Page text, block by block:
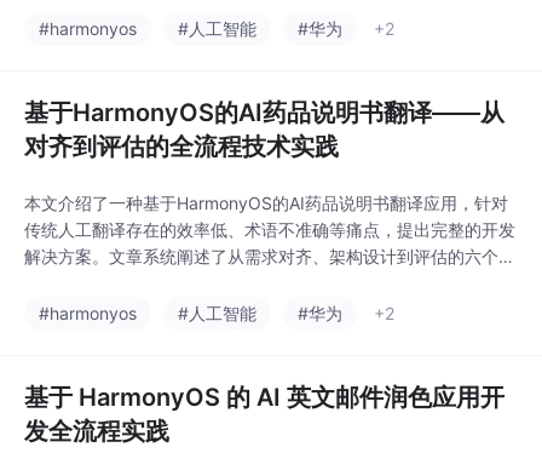
项目背景、需求分析过程、用户画像及技术约束条件，重点讲解了
#harmonyos #人工智能 #华为 +2
基于HarmonyOS的AI药品说明书翻译——从
对齐到评估的全流程技术实践
本文介绍了一种基于HarmonyOS的AI药品说明书翻译应用，针对
传统人工翻译存在的效率低、术语不准确等痛点，提出完整的开发
解决方案。文章系统阐述了从需求对齐、架构设计到评估的六个开
语处理、剂量单位转换和安全警示等核心问题。技术实现上采用H
#harmonyos #人工智能 #华为 +2
基于 HarmonyOS 的 AI 英文邮件润色应用开
发全流程实践